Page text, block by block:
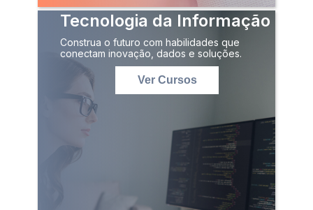
Tecnologia da Informação
Construa o futuro com habilidades que
conectam inovação, dados e soluções.
Ver Cursos